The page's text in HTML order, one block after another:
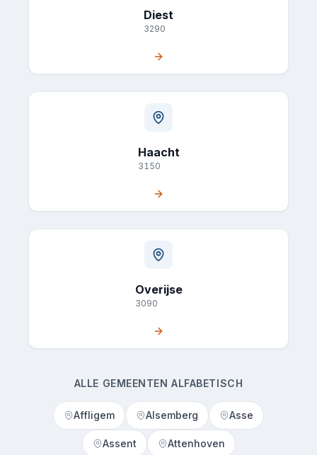
Diest
3290
Haacht
3150
Overijse
3090
ALLE GEMEENTEN ALFABETISCH
Affligem Alsemberg Asse
Assent Attenhoven